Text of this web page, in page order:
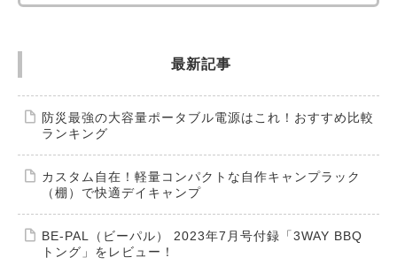
最新記事
防災最強の大容量ポータブル電源はこれ！おすすめ比較
ランキング
カスタム自在！軽量コンパクトな自作キャンプラック
（棚）で快適デイキャンプ
BE-PAL（ビーパル） 2023年7月号付録「3WAY BBQ
トング」をレビュー！